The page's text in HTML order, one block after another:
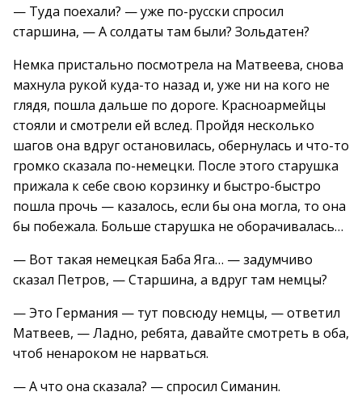
— Туда поехали? — уже по-русски спросил
старшина, — А солдаты там были? Зольдатен?
Немка пристально посмотрела на Матвеева, снова
махнула рукой куда-то назад и, уже ни на кого не
глядя, пошла дальше по дороге. Красноармейцы
стояли и смотрели ей вслед. Пройдя несколько
шагов она вдруг остановилась, обернулась и что-то
громко сказала по-немецки. После этого старушка
прижала к себе свою корзинку и быстро-быстро
пошла прочь — казалось, если бы она могла, то она
бы побежала. Больше старушка не оборачивалась…
— Вот такая немецкая Баба Яга… — задумчиво
сказал Петров, — Старшина, а вдруг там немцы?
— Это Германия — тут повсюду немцы, — ответил
Матвеев, — Ладно, ребята, давайте смотреть в оба,
чтоб ненароком не нарваться.
— А что она сказала? — спросил Симанин.